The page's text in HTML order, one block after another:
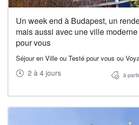
Un week end à Budapest, un
mais aussi avec une ville
pour vous
Séjour en Ville ou Testé pour vous ou
2 à 4 jours à